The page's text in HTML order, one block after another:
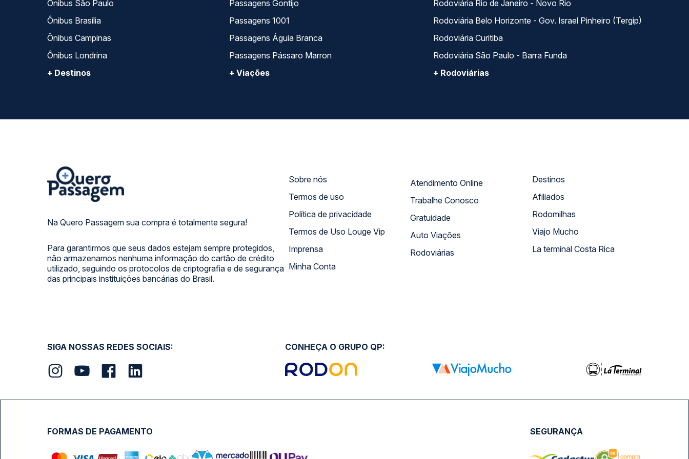
Ônibus São Paulo
Ônibus Brasília
Ônibus Campinas
Ônibus Londrina
+ Destinos
Passagens Gontijo
Passagens 1001
Passagens Águia Branca
Passagens Pássaro Marron
+ Viações
Rodoviária Rio de Janeiro - Novo Rio
Rodoviária Belo Horizonte - Gov. Israel Pinheiro (Tergip)
Rodoviária Curitiba
Rodoviária São Paulo - Barra Funda
+ Rodoviárias
Na Quero Passagem sua compra é totalmente segura!
Para garantirmos que seus dados estejam sempre protegidos,
não armazenamos nenhuma informação do cartão de crédito
utilizado, seguindo os protocolos de criptografia e de segurança
das principais instituições bancárias do Brasil.
Sobre nós
Termos de uso
Política de privacidade
Termos de Uso Louge Vip
Imprensa
Minha Conta
Atendimento Online
Trabalhe Conosco
Gratuidade
Auto Viações
Rodoviárias
Destinos
Afiliados
Rodomilhas
Viajo Mucho
La terminal Costa Rica
SIGA NOSSAS REDES SOCIAIS: CONHEÇA O GRUPO QP:
FORMAS DE PAGAMENTO SEGURANÇA